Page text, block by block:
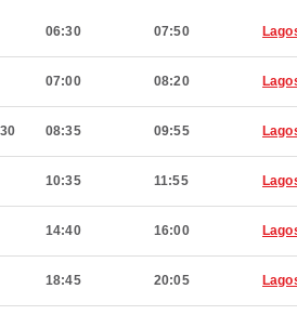
06:30 07:50
07:00 08:20
08:35 09:55
10:35 11:55
14:40 16:00
18:45 20:05